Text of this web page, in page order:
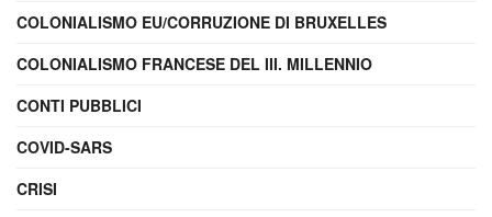
COLONIALISMO EU/CORRUZIONE DI BRUXELLES
COLONIALISMO FRANCESE DEL III. MILLENNIO
CONTI PUBBLICI
COVID-SARS
CRISI